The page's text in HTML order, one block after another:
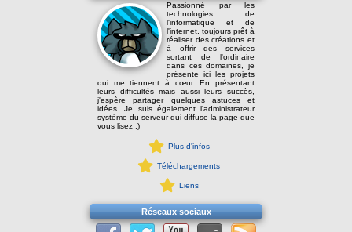
Passionné par les
technologies de
l'informatique et de
l'internet, toujours prêt à
réaliser des créations et
à offrir des services
sortant de l'ordinaire
dans ces domaines, je
présente ici les projets
qui me tiennent à cœur. En présentant
leurs difficultés mais aussi leurs succès,
j'espère partager quelques astuces et
idées. Je suis également l'administrateur
système du serveur qui diffuse la page que
vous lisez :)
Plus d'infos
Téléchargements
Liens
Réseaux sociaux